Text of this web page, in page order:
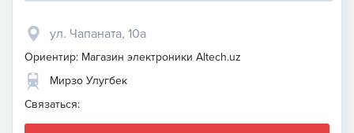
​ул. Чапаната, 10а
Ориентир: Магазин электроники Altech.uz
Мирзо Улугбек
Связаться: